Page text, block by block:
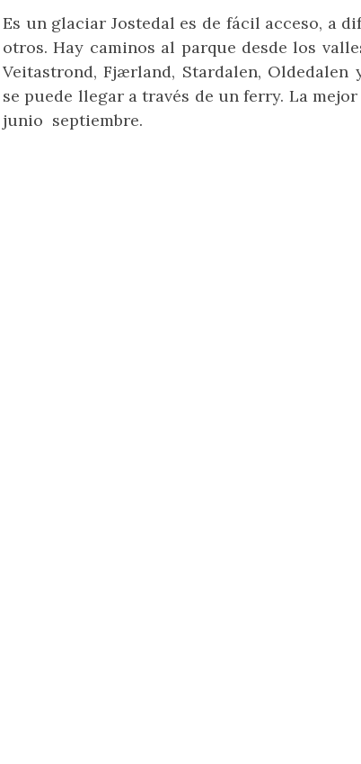
Es un glaciar Jostedal es de fácil acceso, a
otros. Hay caminos al parque desde los
Veitastrond, Fjærland, Stardalen, Oldedalen
se puede llegar a través de un ferry. La
junio septiembre.